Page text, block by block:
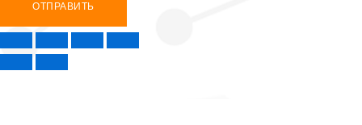
ОТПРАВИТЬ